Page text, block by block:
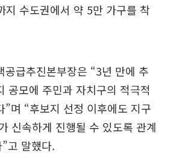
지 수도권에서 약 5만 가구를 착
공급추진본부장은 “3년 만에 추
공모에 주민과 자치구의 적극적
”며 “후보지 선정 이후에도 지구
신속하게 진행될 수 있도록 관계
고 말했다.